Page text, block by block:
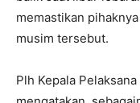
memastikan
musim tersebut.
Plh Kepala